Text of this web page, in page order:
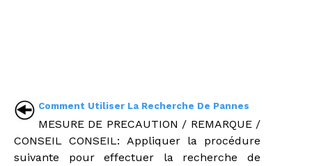
Comment Utiliser La Recherche De Pannes
MESURE DE PRECAUTION / REMARQUE /
CONSEIL CONSEIL: Appliquer la procédure
suivante pour effectuer la recherche de